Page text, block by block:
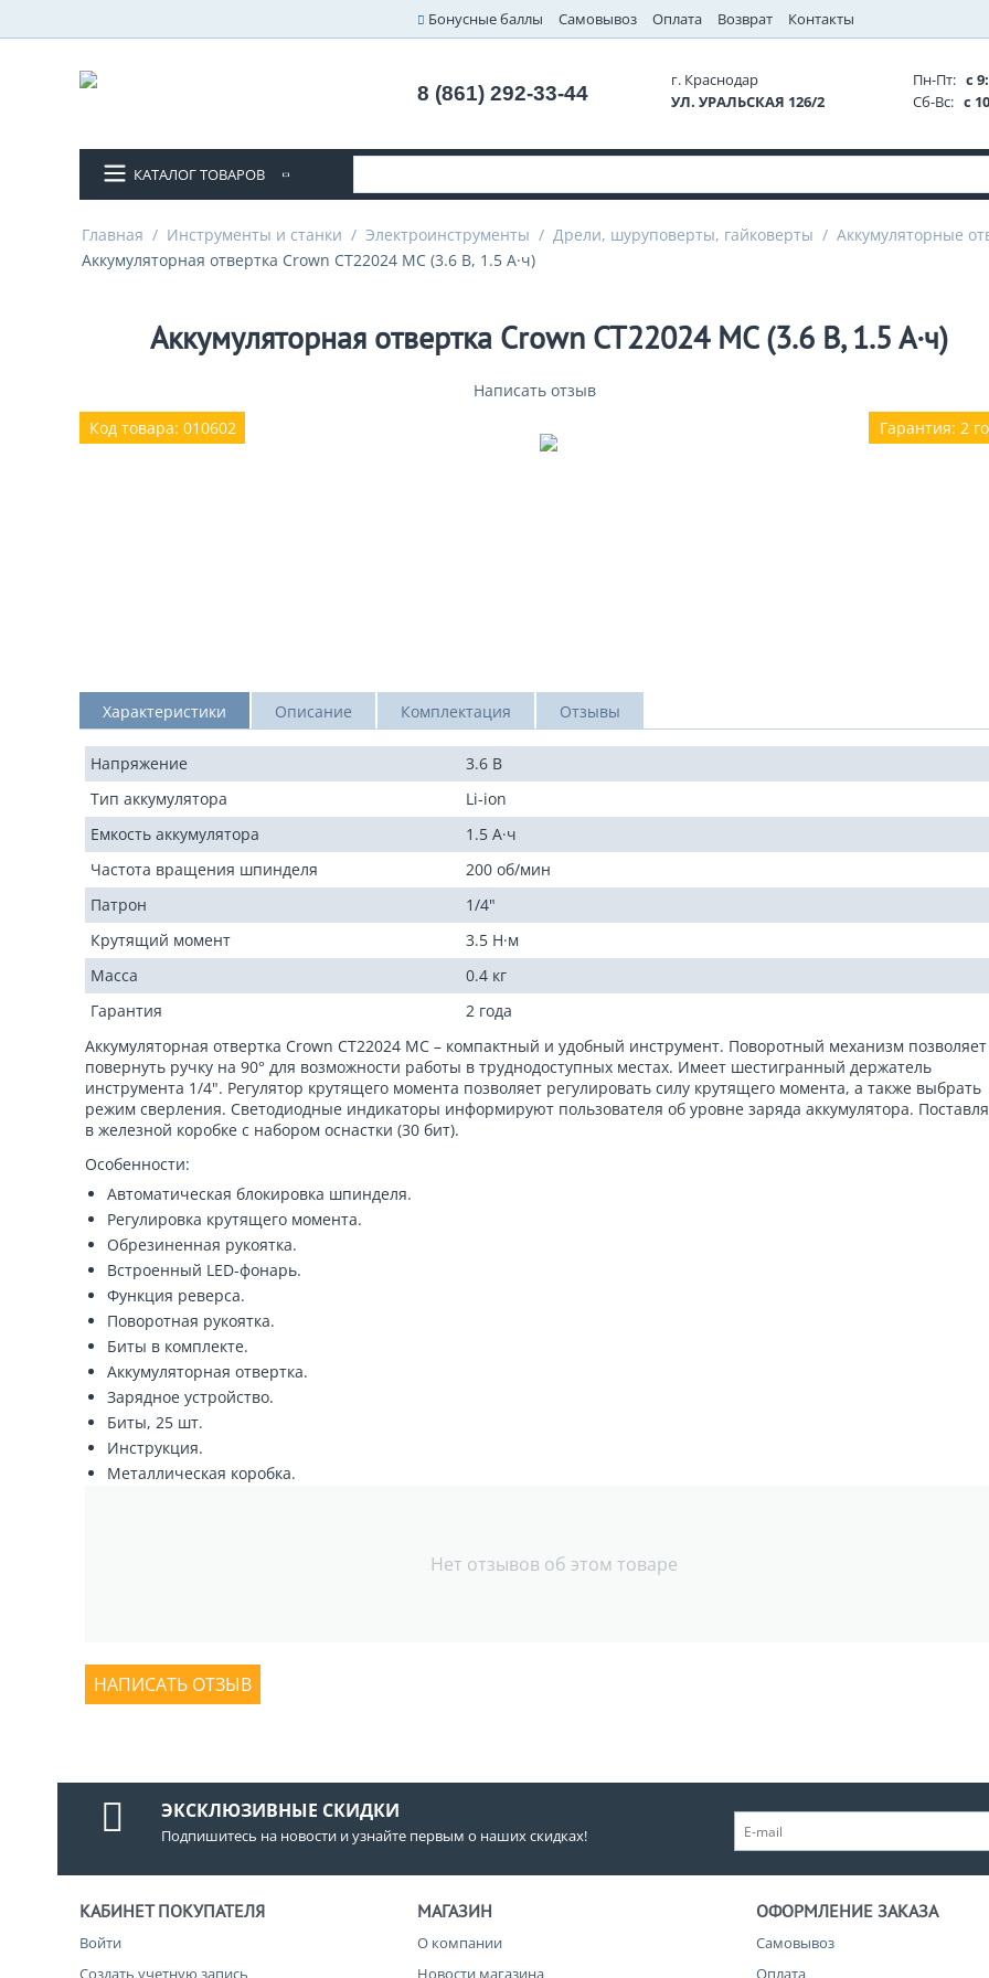
Бонусные баллы Самовывоз Оплата Возврат Контакты
8 (861) 292-33-44
г. Краснодар
УЛ. УРАЛЬСКАЯ 126/2
Пн-Пт: с
Сб-Вс: с
КАТАЛОГ ТОВАРОВ
Главная / Инструменты и станки / Электроинструменты / Дрели, шуруповерты, гайковерты / Аккумуляторные
Аккумуляторная отвертка Crown CT22024 MC (3.6 В, 1.5 А·ч)
Аккумуляторная отвертка Crown CT22024 MC (3.6 В, 1.5 А·ч)
Написать отзыв
Гарантия: 2
Код товара: 010602
Характеристики Описание Комплектация Отзывы
Напряжение
3.6 В
Тип аккумулятора
Li-ion
Емкость аккумулятора
1.5 А·ч
Частота вращения шпинделя
200 об/мин
Патрон
1/4"
Крутящий момент
3.5 Н·м
Масса
0.4 кг
Гарантия
2 года
Аккумуляторная отвертка Crown CT22024 MC – компактный и удобный инструмент. Поворотный механизм позволяет
повернуть ручку на 90° для возможности работы в труднодоступных местах. Имеет шестигранный держатель
инструмента 1/4". Регулятор крутящего момента позволяет регулировать силу крутящего момента, а также выбрать
режим сверления. Светодиодные индикаторы информируют пользователя об уровне заряда аккумулятора.
в железной коробке с набором оснастки (30 бит).
Особенности:
Автоматическая блокировка шпинделя.
Регулировка крутящего момента.
Обрезиненная рукоятка.
Встроенный LED-фонарь.
Функция реверса.
Поворотная рукоятка.
Биты в комплекте.
Аккумуляторная отвертка.
Зарядное устройство.
Биты, 25 шт.
Инструкция.
Металлическая коробка.
Нет отзывов об этом товаре
НАПИСАТЬ ОТЗЫВ
ЭКСКЛЮЗИВНЫЕ СКИДКИ
Подпишитесь на новости и узнайте первым о наших скидках!
КАБИНЕТ ПОКУПАТЕЛЯ
Войти
Создать учетную запись
МАГАЗИН
О компании
Новости магазина
ОФОРМЛЕНИЕ ЗАКАЗА
Самовывоз
Оплата